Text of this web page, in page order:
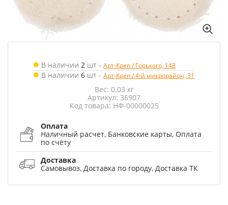
В наличии 2 шт - Арт-Креп / Горького, 148
В наличии 6 шт - Арт-Креп / 4-й микрорайон, 31
Вес: 0.03 кг
Артикул: 36907
Код товара: НФ-00000025
Оплата
Наличный расчет, Банковские карты, Оплата
по счёту
Доставка
Самовывоз, Доставка по городу, Доставка ТК